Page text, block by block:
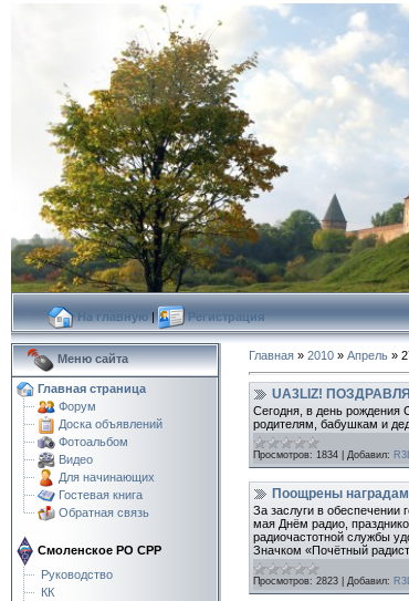
На главную| Регистрация
Меню сайта
Главная страница
Форум
Доска объявлений
Фотоальбом
Видео
Для начинающих
Гостевая книга
Обратная связь
Смоленское РО СРР
Руководство
КК
Главная » 2010 » Апрель »
UA3LIZ!
Сегодня, в день рождения
родителям, бабушкам и
Просмотров: 1834 Добавил:
Поощрены
За заслуги в обеспечении
мая Днём радио,
радиочастотной службы
Значком «Почётный
Просмотров: 2823 Добавил: